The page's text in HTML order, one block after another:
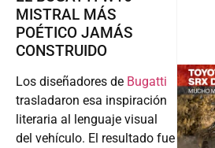
MISTRAL MÁS
POÉTICO JAMÁS
CONSTRUIDO
Los diseñadores de Bugatti
trasladaron esa inspiración
literaria al lenguaje visual
del vehículo. El resultado fue